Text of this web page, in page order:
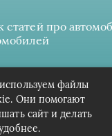
статей про
ресурсом вы даёте
своих
Правилам
в
целях.
файлы
Они помогают
сайт и делать